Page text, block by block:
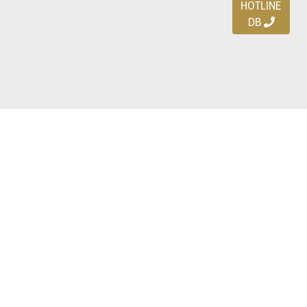
HOTLINE
DB